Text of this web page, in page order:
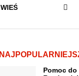
WIEŚ
Pomoc do